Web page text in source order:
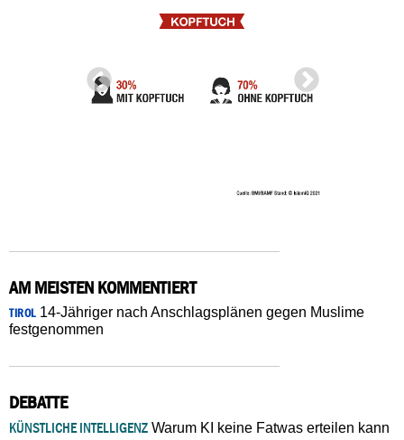
AM MEISTEN KOMMENTIERT
TIROL14-Jähriger nach Anschlagsplänen gegen Muslime
festgenommen
DEBATTE
KÜNSTLICHE INTELLIGENZ Warum KI keine Fatwas erteilen kann